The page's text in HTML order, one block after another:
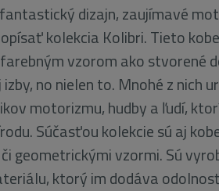
dizajn, zaujímavé
kolekcia Kolibri. Tieto
vzorom ako stvorené
no nielen to. Mnohé z nich
motorizmu, hudby a ľudí,
Súčasťou kolekcie sú aj
geometrickými vzormi. Sú
ktorý im dodáva